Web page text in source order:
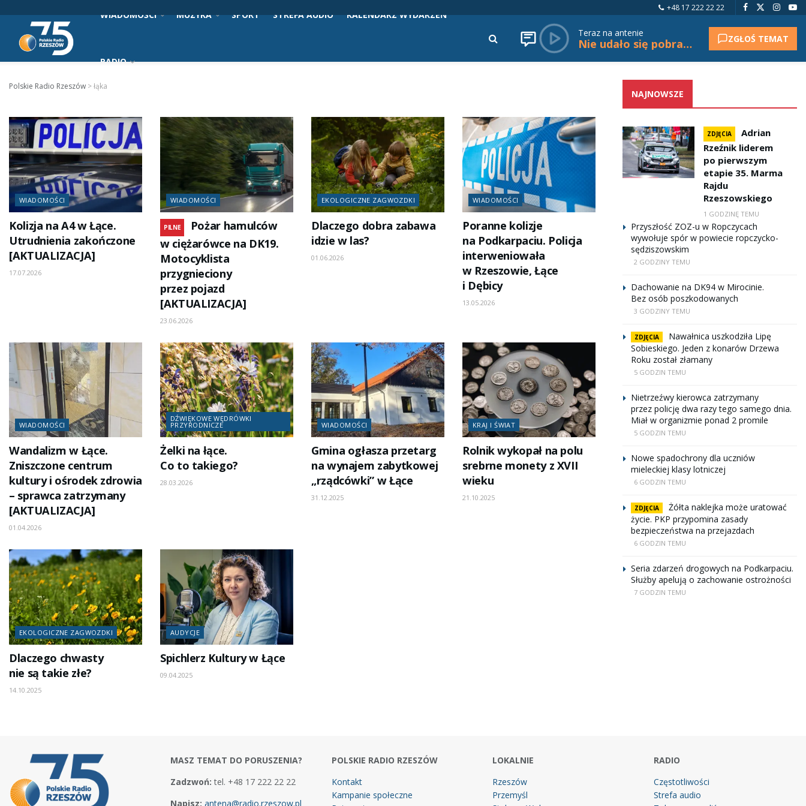
+48 17 222 22 22
WIADOMOŚCI MUZYKA SPORT STREFA AUDIO KALENDARZ WYDARZEŃ
RADIO
Teraz na antenie
Nie udało się pobrać tytułu. ZGŁOŚ TEMAT
Polskie Radio Rzeszów >łąka
WIADOMOŚCI
Kolizja na A4 w Łące.
Utrudnienia zakończone
[AKTUALIZACJA]
17.07.2026
WIADOMOŚCI
PILNE
Pożar hamulców
w ciężarówce na DK19.
Motocyklista
przygnieciony
przez pojazd
[AKTUALIZACJA]
23.06.2026
EKOLOGICZNE ZAGWOZDKI
Dlaczego dobra zabawa
idzie w las?
01.06.2026
WIADOMOŚCI
Poranne kolizje
na Podkarpaciu. Policja
interweniowała
w Rzeszowie, Łące
i Dębicy
13.05.2026
WIADOMOŚCI
Wandalizm w Łące.
Zniszczone centrum
kultury i ośrodek zdrowia
– sprawca zatrzymany
[AKTUALIZACJA]
01.04.2026
DŹWIĘKOWE WĘDRÓWKI
PRZYRODNICZE
Żelki na łące.
Co to takiego?
28.03.2026
WIADOMOŚCI
Gmina ogłasza przetarg
na wynajem zabytkowej
„rządcówki” w Łące
31.12.2025
KRAJ I ŚWIAT
Rolnik wykopał na polu
srebrne monety z XVII
wieku
21.10.2025
EKOLOGICZNE ZAGWOZDKI
Dlaczego chwasty
nie są takie złe?
14.10.2025
AUDYCJE
Spichlerz Kultury w Łące
09.04.2025
NAJNOWSZE
ZDJĘCIA
Adrian
Rzeźnik liderem
po pierwszym
etapie 35. Marma
Rajdu
Rzeszowskiego
1 GODZINĘ TEMU
Przyszłość ZOZ-u w Ropczycach
wywołuje spór w powiecie ropczycko-
sędziszowskim
2 GODZINY TEMU
Dachowanie na DK94 w Mirocinie.
Bez osób poszkodowanych
3 GODZINY TEMU
ZDJĘCIA
Nawałnica uszkodziła Lipę
Sobieskiego. Jeden z konarów Drzewa
Roku został złamany
5 GODZIN TEMU
Nietrzeźwy kierowca zatrzymany
przez policję dwa razy tego samego dnia.
Miał w organizmie ponad 2 promile
5 GODZIN TEMU
Nowe spadochrony dla uczniów
mieleckiej klasy lotniczej
6 GODZIN TEMU
ZDJĘCIA
Żółta naklejka może uratować
życie. PKP przypomina zasady
bezpieczeństwa na przejazdach
6 GODZIN TEMU
Seria zdarzeń drogowych na Podkarpaciu.
Służby apelują o zachowanie ostrożności
7 GODZIN TEMU
MASZ TEMAT DO PORUSZENIA?
Zadzwoń: tel. +48 17 222 22 22
Napisz: antena@radio.rzeszow.pl
POLSKIE RADIO RZESZÓW
Kontakt
Kampanie społeczne
LOKALNIE
Rzeszów
Przemyśl
RADIO
Częstotliwości
Strefa audio